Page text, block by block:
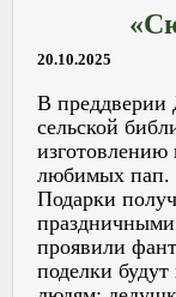
20.10.2025
В преддверии
сельской
изготовлению
любимых пап.
Подарки
проявили
поделки